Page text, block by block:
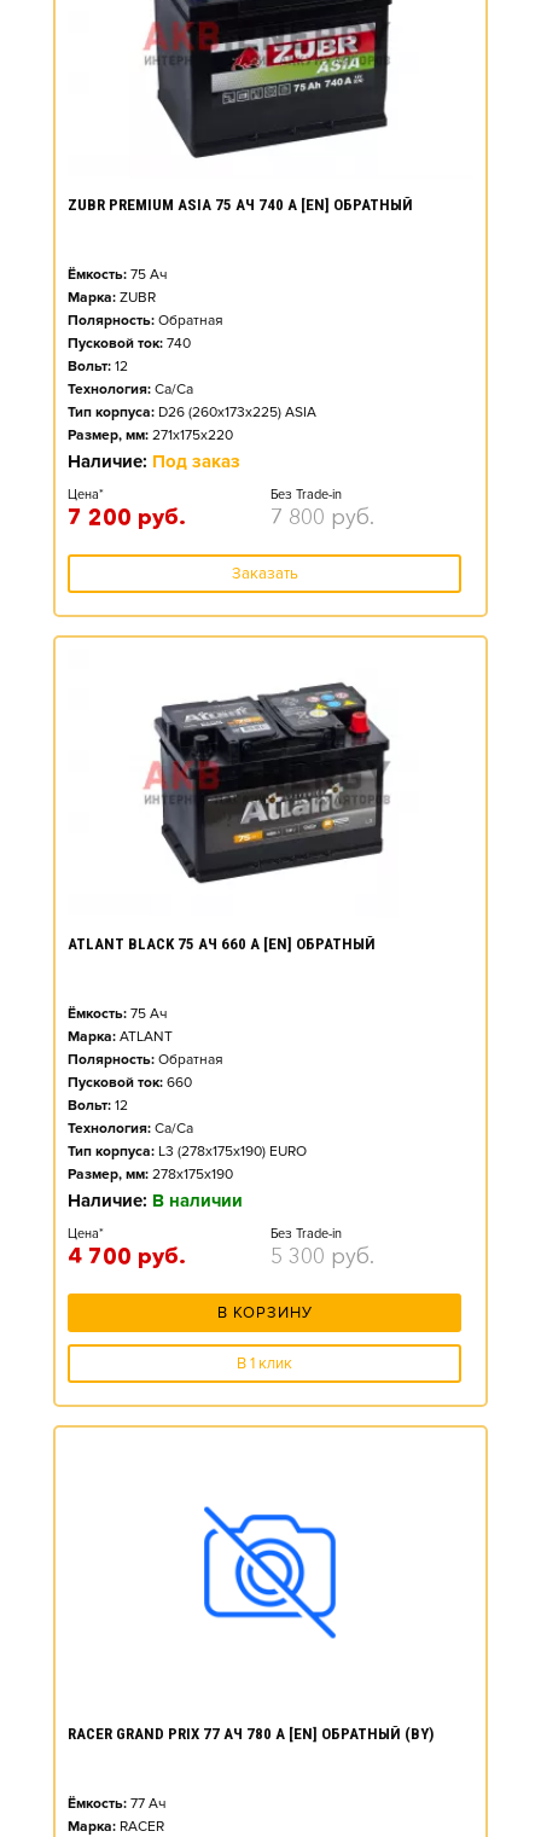
ZUBR PREMIUM ASIA 75 АЧ 740 А [EN] ОБРАТНЫЙ
Ёмкость: 75 Ач
Марка: ZUBR
Полярность: Обратная
Пусковой ток: 740
Вольт: 12
Технология: Ca/Ca
Тип корпуса: D26 (260x173x225) ASIA
Размер, мм: 271x175x220
Наличие: Под заказ
Цена*
7 200 руб.
Без Trade-in
7 800 руб.
Заказать
ATLANT BLACK 75 АЧ 660 А [EN] ОБРАТНЫЙ
Ёмкость: 75 Ач
Марка: ATLANT
Полярность: Обратная
Пусковой ток: 660
Вольт: 12
Технология: Ca/Ca
Тип корпуса: L3 (278x175x190) EURO
Размер, мм: 278x175x190
Наличие: В наличии
Цена*
4 700 руб.
Без Trade-in
5 300 руб.
В КОРЗИНУ
В 1 клик
RACER GRAND PRIX 77 АЧ 780 А [EN] ОБРАТНЫЙ (BY)
Ёмкость: 77 Ач
Марка: RACER